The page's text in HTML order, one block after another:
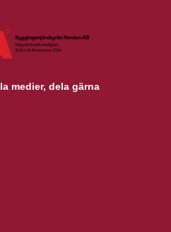
medier, dela gärna